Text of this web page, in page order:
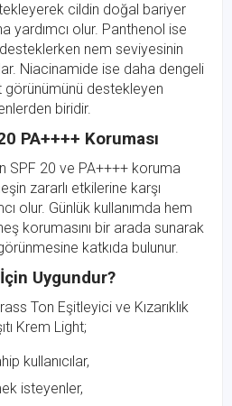
cildin doğal bariyer
yardımcı olur. Panthenol ise
nem seviyesinin
Niacinamide ise daha dengeli
görünümünü destekleyen
biridir.
PA++++ Koruması
SPF 20 ve PA++++ koruma
zararlı etkilerine karşı
olur. Günlük kullanımda hem
korumasını bir arada sunarak
katkıda bulunur.
Uygundur?
Ton Eşitleyici ve Kızarıklık
Krem Light;
kullanıcılar,
isteyenler,